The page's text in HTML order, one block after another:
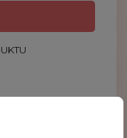
dumnego orła z
możesz stać się